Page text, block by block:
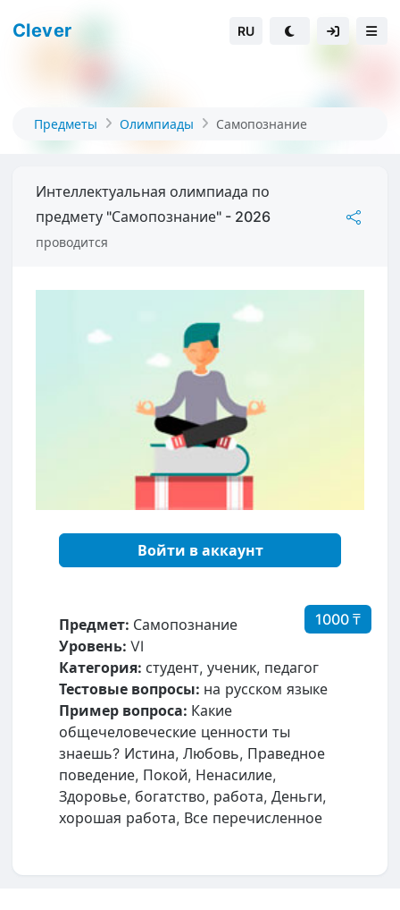
Clever RU
Предметы Олимпиады Самопознание
Интеллектуальная олимпиада по
предмету "Самопознание" - 2026
проводится
Войти в аккаунт
1000 ₸
Предмет: Самопознание
Уровень: VI
Категория: студент, ученик, педагог
Тестовые вопросы: на русском языке
Пример вопроса: Какие
общечеловеческие ценности ты
знаешь? Истина, Любовь, Праведное
поведение, Покой, Ненасилие,
Здоровье, богатство, работа, Деньги,
хорошая работа, Все перечисленное